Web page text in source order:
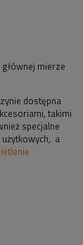
mierze
dostępna
takimi
specjalne
a